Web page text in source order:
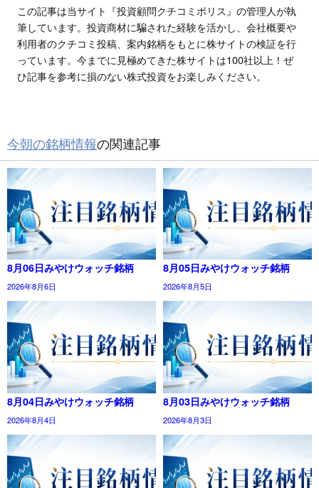
この記事は当サイト『投資顧問クチコミポリス』の管理人が執
筆しています。投資商材に騙された経験を活かし、会社概要や
利用者のクチコミ投稿、案内銘柄をもとに株サイトの検証を行
っています。今までに見極めてきた株サイトは100社以上！ぜ
ひ記事を参考に損のない株式投資をお楽しみください。
今朝の銘柄情報の関連記事
8月06日みやけウォッチ銘柄
2026年8月6日
8月05日みやけウォッチ銘柄
2026年8月5日
8月04日みやけウォッチ銘柄
2026年8月4日
8月03日みやけウォッチ銘柄
2026年8月3日